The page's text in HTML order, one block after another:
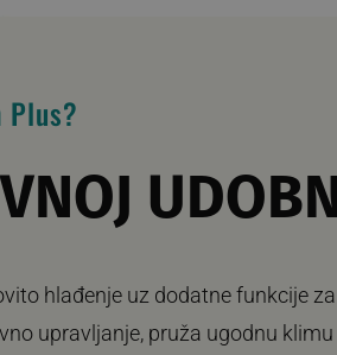
Plus?
hlađenje uz dodatne funkcije za
upravljanje, pruža ugodnu klimu